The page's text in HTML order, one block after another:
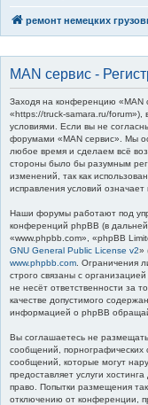
ремонт немецких
MAN сервис -
Заходя на конференцию «MAN
«https://truck-samara.ru/
условиями. Если вы не
форумами «MAN сервис». Мы
любое время и сделаем всё
стороны было бы разумным
изменений, так как
исправления условий
Наши форумы работают под
конференций phpBB (в
«www.phpbb.com», «phpBB
GNU General Public License v2»
www.phpbb.com . Ограничения
строго связаны с
не несёт ответственности за
качестве допустимого
информацией о phpBB
Вы соглашаетесь не
сообщений, порнографических
сообщений, которые могут
предоставляет услуги
право. Попытки размещения
отключению от конференции,